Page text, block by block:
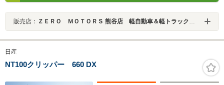
販売店： ＺＥＲＯ ＭＯＴＯＲＳ 熊谷店 軽自動車＆軽トラック専門店
日産
NT100クリッパー 660 DX